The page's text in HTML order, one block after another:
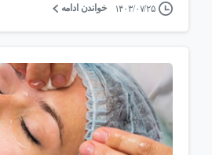
۱۴۰۳/۰۷/۲۵ خواندن ادامه